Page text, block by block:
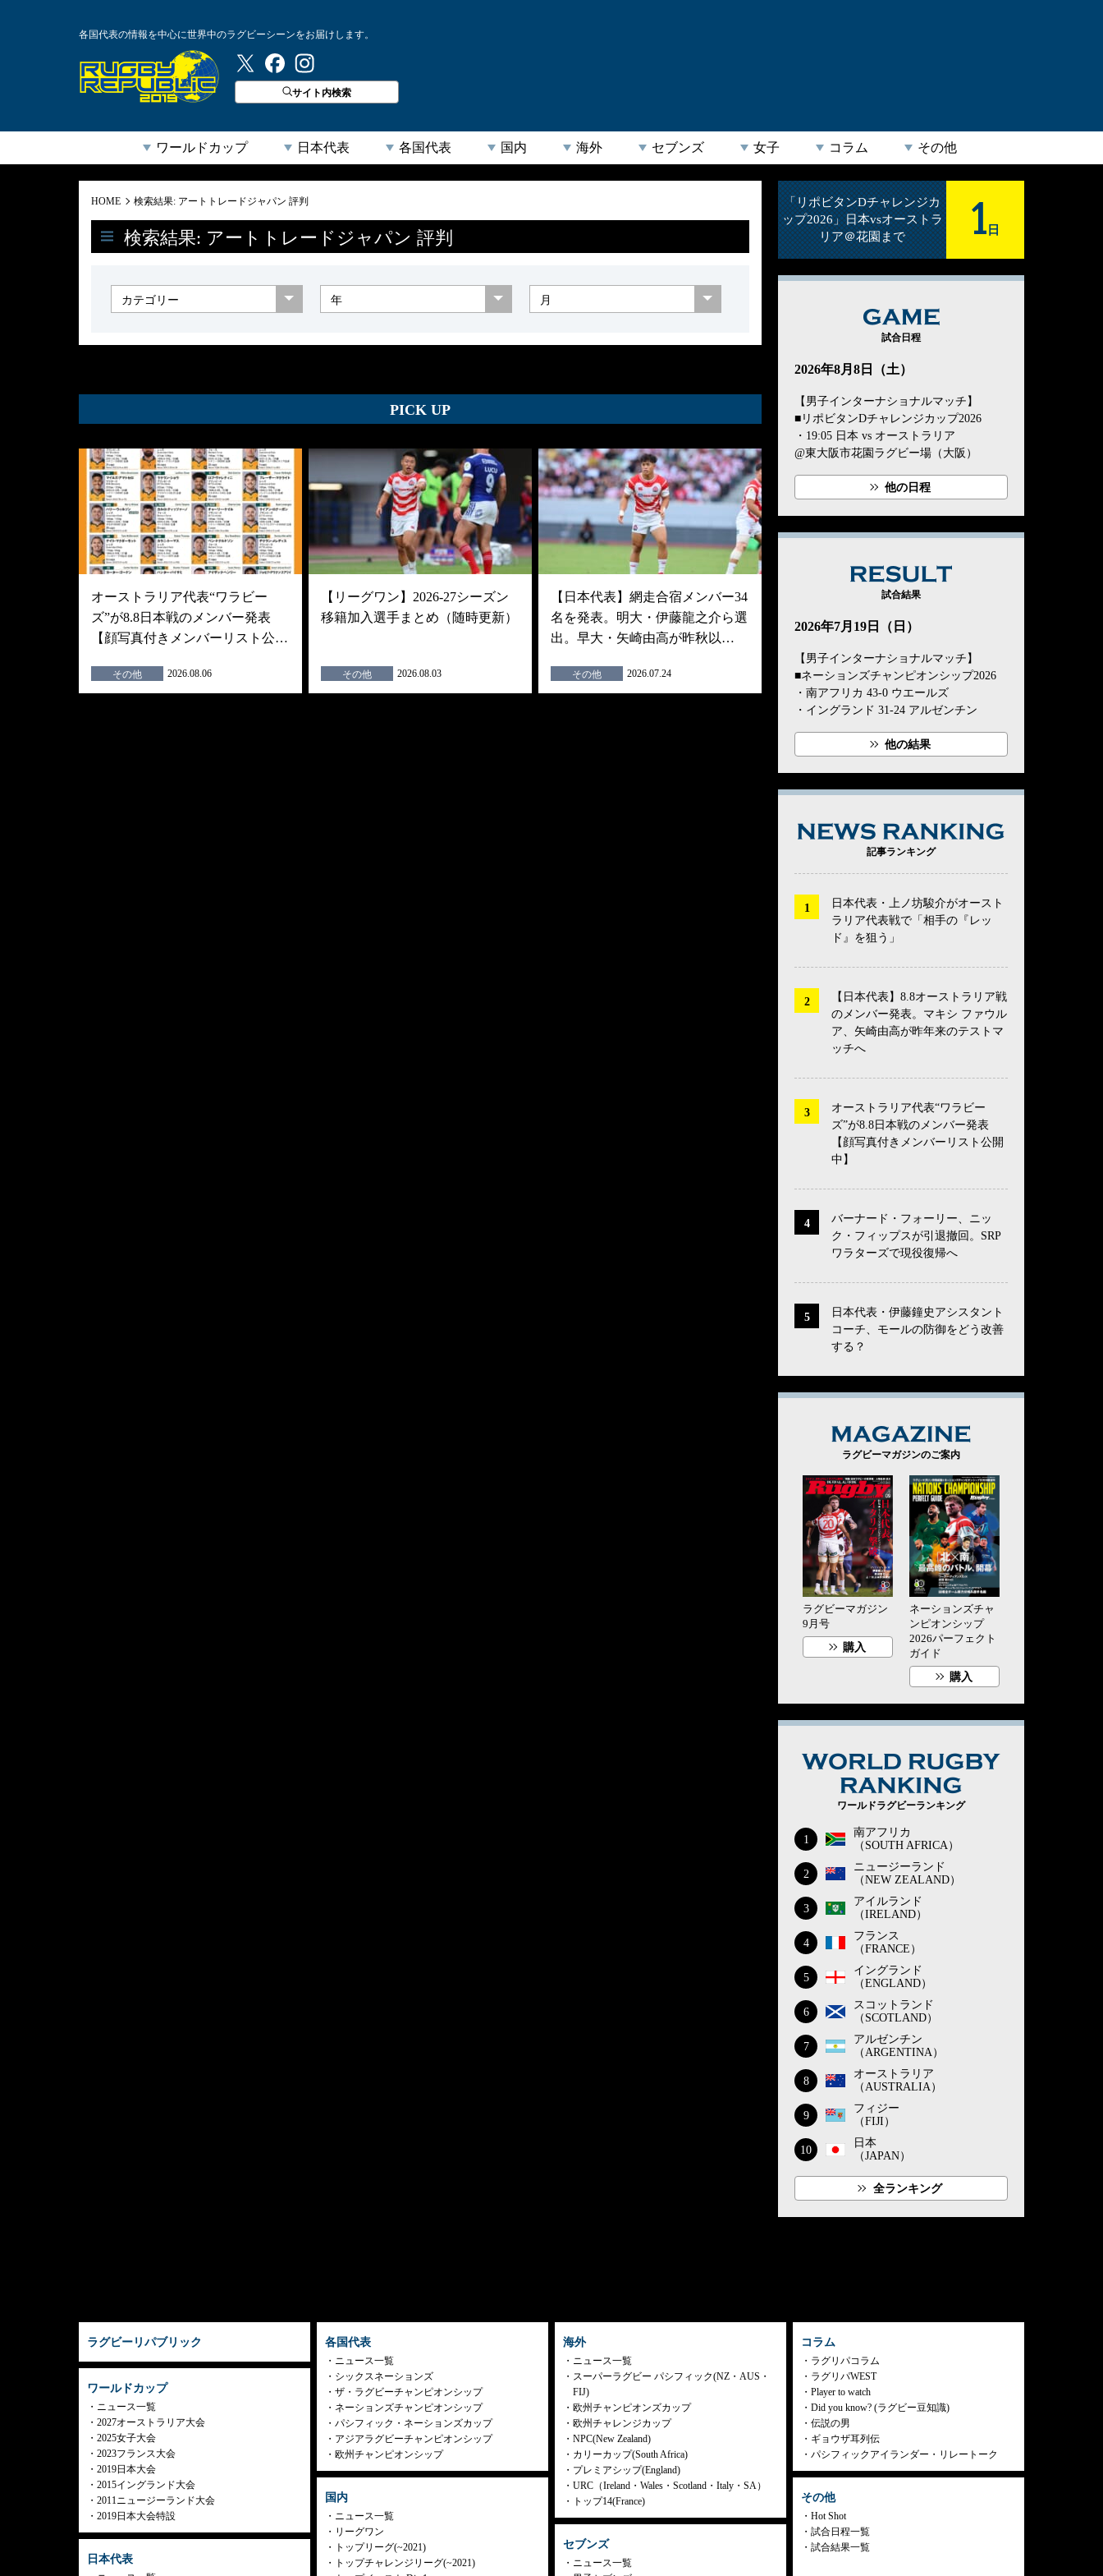
各国代表の情報を中心に世界中のラグビーシーンをお届けします。
ラグビーリパブリック
サイト内検索
ワールドカップ 日本代表 各国代表 国内 海外 セブンズ 女子 コラム その他
HOME 検索結果: アートトレードジャパン 評判
検索結果: アートトレードジャパン 評判
PICK UP
オーストラリア代表“ワラビー
ズ”が8.8日本戦のメンバー発表
【顔写真付きメンバーリスト公…
その他 2026.08.06
【リーグワン】2026-27シーズン
移籍加入選手まとめ（随時更新）
その他 2026.08.03
【日本代表】網走合宿メンバー34
名を発表。明大・伊藤龍之介ら選
出。早大・矢崎由高が昨秋以…
その他 2026.07.24
「リポビタンDチャレンジカ
ップ2026」日本vsオーストラ
リア＠花園まで
1 日
GAME
試合日程
2026年8月8日（土）
【男子インターナショナルマッチ】
■リポビタンDチャレンジカップ2026
・19:05 日本 vs オーストラリア
@東大阪市花園ラグビー場（大阪）
他の日程
試合結果
2026年7月19日（日）
【男子インターナショナルマッチ】
■ネーションズチャンピオンシップ2026
・南アフリカ 43-0 ウエールズ
・イングランド 31-24 アルゼンチン
他の結果
記事ランキング
日本代表・上ノ坊駿介がオースト
ラリア代表戦で「相手の『レッ
ド』を狙う」
【日本代表】8.8オーストラリア戦
のメンバー発表。マキシ ファウル
ア、矢崎由高が昨年来のテストマ
ッチへ
オーストラリア代表“ワラビー
ズ”が8.8日本戦のメンバー発表
【顔写真付きメンバーリスト公開
中】
バーナード・フォーリー、ニッ
ク・フィップスが引退撤回。SRP
ワラターズで現役復帰へ
日本代表・伊藤鐘史アシスタント
コーチ、モールの防御をどう改善
する？
ラグビーマガジンのご案内
ラグビーマガジン
9月号
購入
ネーションズチャ
ンピオンシップ
2026パーフェクト
ガイド
購入
ワールドラグビーランキング
1
南アフリカ
（SOUTH AFRICA）
2
ニュージーランド
（NEW ZEALAND）
3
アイルランド
（IRELAND）
4
フランス
（FRANCE）
5
イングランド
（ENGLAND）
6
スコットランド
（SCOTLAND）
7
アルゼンチン
（ARGENTINA）
8
オーストラリア
（AUSTRALIA）
9
フィジー
（FIJI）
10
日本
（JAPAN）
全ランキング
ラグビーリパブリック
ワールドカップ
ニュース一覧
2027オーストラリア大会
2025女子大会
2023フランス大会
2019日本大会
2015イングランド大会
2011ニュージーランド大会
2019日本大会特設
日本代表
各国代表
ニュース一覧
シックスネーションズ
ザ・ラグビーチャンピオンシップ
ネーションズチャンピオンシップ
パシフィック・ネーションズカップ
アジアラグビーチャンピオンシップ
欧州チャンピオンシップ
国内
ニュース一覧
リーグワン
トップリーグ(~2021)
トップチャレンジリーグ(~2021)
海外
ニュース一覧
スーパーラグビー パシフィック(NZ・AUS・
FIJ)
欧州チャンピオンズカップ
欧州チャレンジカップ
NPC(New Zealand)
カリーカップ(South Africa)
プレミアシップ(England)
URC（Ireland・Wales・Scotland・Italy・SA）
トップ14(France)
セブンズ
ニュース一覧
コラム
ラグリパコラム
ラグリパWEST
Player to watch
Did you know? (ラグビー豆知識)
伝説の男
ギョウザ耳列伝
パシフィックアイランダー・リレートーク
その他
Hot Shot
試合日程一覧
試合結果一覧